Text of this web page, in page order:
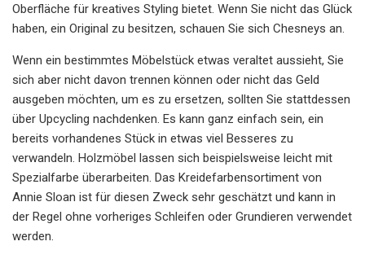
Oberfläche für kreatives Styling bietet. Wenn Sie nicht das Glück
haben, ein Original zu besitzen, schauen Sie sich Chesneys an.
Wenn ein bestimmtes Möbelstück etwas veraltet aussieht, Sie
sich aber nicht davon trennen können oder nicht das Geld
ausgeben möchten, um es zu ersetzen, sollten Sie stattdessen
über Upcycling nachdenken. Es kann ganz einfach sein, ein
bereits vorhandenes Stück in etwas viel Besseres zu
verwandeln. Holzmöbel lassen sich beispielsweise leicht mit
Spezialfarbe überarbeiten. Das Kreidefarbensortiment von
Annie Sloan ist für diesen Zweck sehr geschätzt und kann in
der Regel ohne vorheriges Schleifen oder Grundieren verwendet
werden.